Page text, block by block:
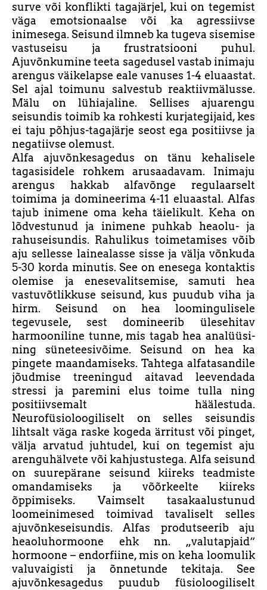
surve või konflikti tagajärjel, kui on tegemist
väga emotsionaalse või ka agressiivse
inimesega. Seisund ilmneb ka tugeva sisemise
vastuseisu ja frustratsiooni puhul.
Ajuvõnkumine teeta sagedusel vastab inimaju
arengus väikelapse eale vanuses 1-4 eluaastat.
Sel ajal toimunu salvestub reaktiivmälusse.
Mälu on lühiajaline. Sellises ajuarengu
seisundis toimib ka rohkesti kurjategijaid, kes
ei taju põhjus-tagajärje seost ega positiivse ja
negatiivse olemust.
Alfa ajuvõnkesagedus on tänu kehalisele
tagasisidele rohkem arusaadavam. Inimaju
arengus hakkab alfavõnge regulaarselt
toimima ja domineerima 4-11 eluaastal. Alfas
tajub inimene oma keha täielikult. Keha on
lõdvestunud ja inimene puhkab heaolu- ja
rahuseisundis. Rahulikus toimetamises võib
aju sellesse lainealasse sisse ja välja võnkuda
5-30 korda minutis. See on enesega kontaktis
olemise ja enesevalitsemise, samuti hea
vastuvõtlikkuse seisund, kus puudub viha ja
hirm. Seisund on hea loomingulisele
tegevusele, sest domineerib ülesehitav
harmooniline tunne, mis tagab hea analüüsi-
ning süneteesivõime. Seisund on hea ka
pingete maandamiseks. Tahtega alfatasandile
jõudmise treeningud aitavad leevendada
stressi ja paremini elus toime tulla ning
positiivsemalt häälestuda.
Neurofüsioloogiliselt on selles seisundis
lihtsalt väga raske kogeda ärritust või pinget,
välja arvatud juhtudel, kui on tegemist aju
arenguhälvete või kahjustustega. Alfa seisund
on suurepärane seisund kiireks teadmiste
omandamiseks ja võõrkeelte kiireks
õppimiseks. Vaimselt tasakaalustunud
loomeinimesed toimivad tavaliselt selles
ajuvõnkeseisundis. Alfas produtseerib aju
heaoluhormoone ehk nn. „valutapjaid“
hormoone – endorfiine, mis on keha loomulik
valuvaigisti ja õnnetunde tekitaja. See
ajuvõnkesagedus puudub füsioloogiliselt